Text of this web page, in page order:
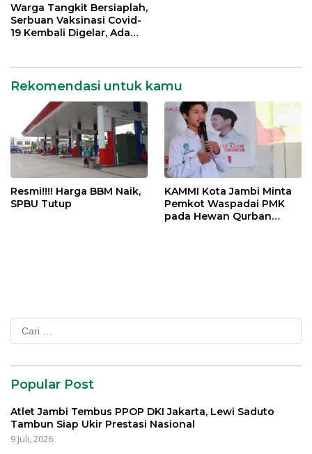
Warga Tangkit Bersiaplah,
Serbuan Vaksinasi Covid-
19 Kembali Digelar, Ada
Rekomendasi untuk kamu
Resmi!!!! Harga BBM Naik,
SPBU Tutup
KAMMI Kota Jambi Minta
Pemkot Waspadai PMK
pada Hewan Qurban
Cari
untuk:
Popular Post
Atlet Jambi Tembus PPOP DKI Jakarta, Lewi Saduto
Tambun Siap Ukir Prestasi Nasional
9 Juli, 2026